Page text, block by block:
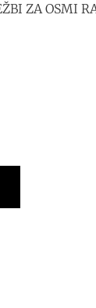
ZA OSMI